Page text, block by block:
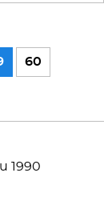
60
1990